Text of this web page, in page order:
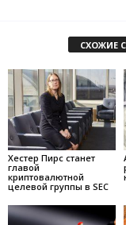
СХОЖИЕ
Хестер Пирс станет
главой
криптовалютной
целевой группы в SEC